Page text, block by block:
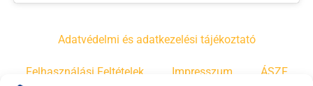
Adatvédelmi és adatkezelési tájékoztató
Felhasználási Feltételek Impresszum ÁSZF